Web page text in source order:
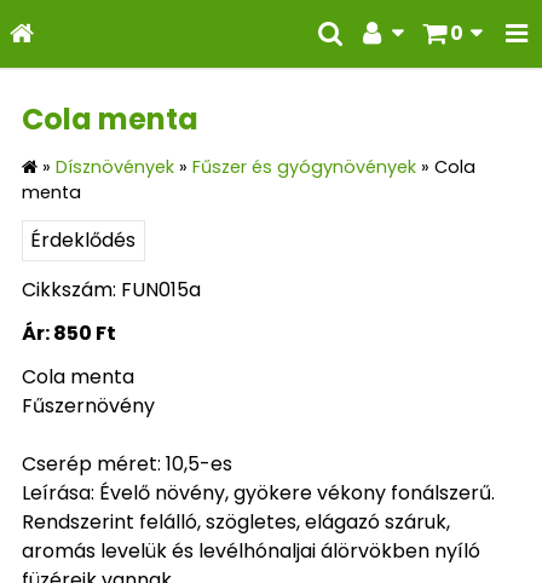
0
Cola menta
» Dísznövények » Fűszer és gyógynövények » Cola
menta
Érdeklődés
Cikkszám: FUN015a
Ár:850 Ft
Cola menta
Fűszernövény
Cserép méret: 10,5-es
Leírása: Évelő növény, gyökere vékony fonálszerű.
Rendszerint felálló, szögletes, elágazó száruk,
aromás levelük és levélhónaljai álörvökben nyíló